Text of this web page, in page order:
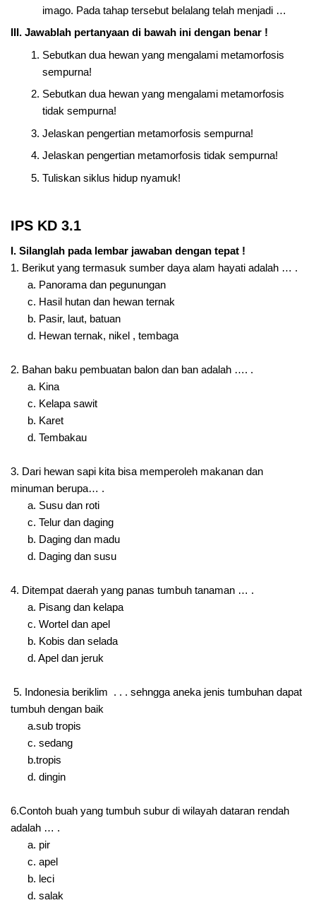
imago. Pada tahap tersebut belalang telah menjadi …
III. Jawablah pertanyaan di bawah ini dengan benar !
Sebutkan dua hewan yang mengalami metamorfosis
sempurna!
Sebutkan dua hewan yang mengalami metamorfosis
tidak sempurna!
Jelaskan pengertian metamorfosis sempurna!
Jelaskan pengertian metamorfosis tidak sempurna!
Tuliskan siklus hidup nyamuk!
IPS KD 3.1
I. Silanglah pada lembar jawaban dengan tepat !
1. Berikut yang termasuk sumber daya alam hayati adalah … .
a. Panorama dan pegunungan
c. Hasil hutan dan hewan ternak
b. Pasir, laut, batuan
d. Hewan ternak, nikel , tembaga
2. Bahan baku pembuatan balon dan ban adalah …. .
a. Kina
c. Kelapa sawit
b. Karet
d. Tembakau
3. Dari hewan sapi kita bisa memperoleh makanan dan
minuman berupa… .
a. Susu dan roti
c. Telur dan daging
b. Daging dan madu
d. Daging dan susu
4. Ditempat daerah yang panas tumbuh tanaman … .
a. Pisang dan kelapa
c. Wortel dan apel
b. Kobis dan selada
d. Apel dan jeruk
5. Indonesia beriklim . . . sehngga aneka jenis tumbuhan dapat
tumbuh dengan baik
a.sub tropis
c. sedang
b.tropis
d. dingin
6.Contoh buah yang tumbuh subur di wilayah dataran rendah
adalah … .
a. pir
c. apel
b. leci
d. salak